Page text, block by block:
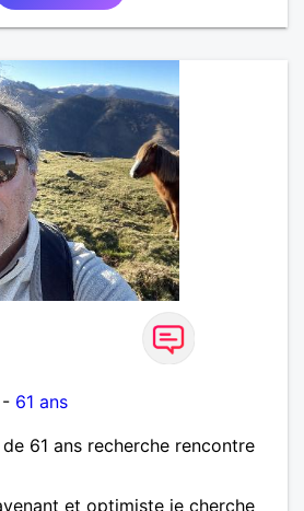
- 61 ans
61 ans recherche rencontre
et optimiste je cherche